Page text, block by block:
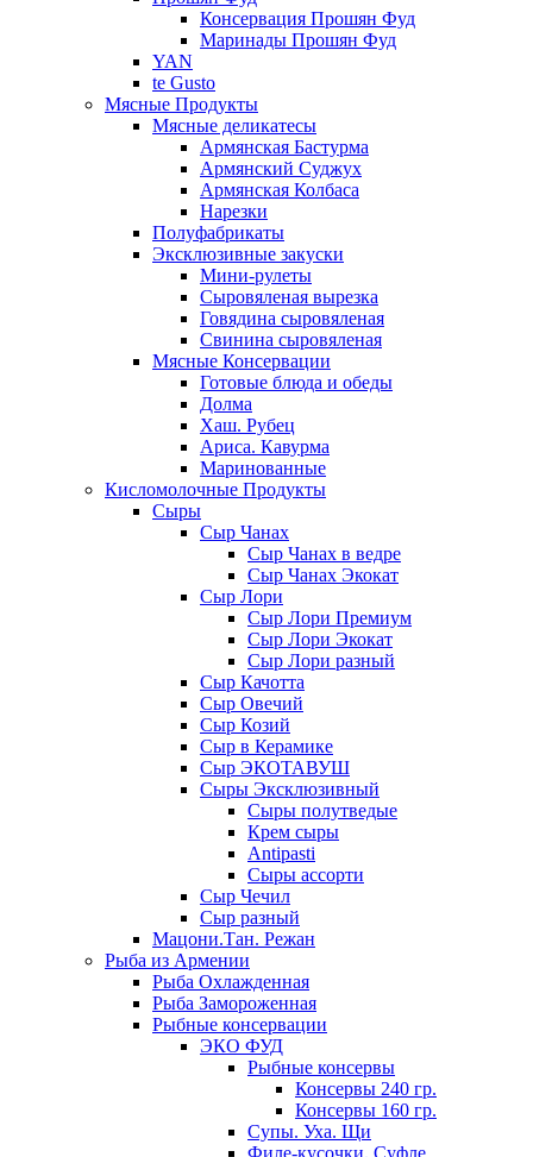
Консервация Прошян Фуд
Маринады Прошян Фуд
YAN
te Gusto
Мясные Продукты
Мясные деликатесы
Армянская Бастурма
Армянский Суджух
Армянская Колбаса
Нарезки
Полуфабрикаты
Эксклюзивные закуски
Мини-рулеты
Сыровяленая вырезка
Говядина сыровяленая
Свинина сыровяленая
Мясные Консервации
Готовые блюда и обеды
Долма
Хаш. Рубец
Ариса. Кавурма
Маринованные
Кисломолочные Продукты
Сыры
Сыр Чанах
Сыр Чанах в ведре
Сыр Чанах Экокат
Сыр Лори
Сыр Лори Премиум
Сыр Лори Экокат
Сыр Лори разный
Сыр Качотта
Сыр Овечий
Сыр Козий
Сыр в Керамике
Сыр ЭКОТАВУШ
Сыры Эксклюзивный
Сыры полутведые
Крем сыры
Antipasti
Сыры ассорти
Сыр Чечил
Сыр разный
Мацони.Тан. Режан
Рыба из Армении
Рыба Охлажденная
Рыба Замороженная
Рыбные консервации
ЭКО ФУД
Рыбные консервы
Консервы 240 гр.
Консервы 160 гр.
Супы. Уха. Щи
Филе-кусочки. Суфле